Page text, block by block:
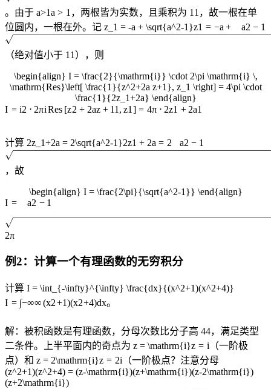
。由于 a>1a > 1 ，两根皆为实数，且乘积为 1 1 ，故一根在单
位圆内，一根在外。记 z_1 = -a + \sqrt{a^2-1}z1 = −a + a2 − 1
（绝对值小于 11），则
\begin{align} I = \frac{2}{\mathrm{i}} \cdot 2\pi \mathrm{i} \,
\mathrm{Res}\left[ \frac{1}{z^2+2a z+1}, z_1 \right] = 4\pi \cdot
\frac{1}{2z_1+2a} \end{align}
I = i2 ⋅ 2πiRes [z2 + 2az + 11, z1] = 4π ⋅ 2z1 + 2a1
计算 2z_1+2a = 2\sqrt{a^2-1}2z1 + 2a = 2 a2 − 1
，故
\begin{align} I = \frac{2\pi}{\sqrt{a^2-1}} \end{align}
I = a2 − 1
2π
例2：计算一个有理函数的无穷积分
计算 I = \int_{-\infty}^{\infty} \frac{dx}{(x^2+1)(x^2+4)}
I = ∫−∞∞ (x2+1)(x2+4)dx。
解：被积函数是有理函数，分母次数比分子高 44，满足类型
二条件。上半平面内的奇点为 z = \mathrm{i}z = i （一阶极
点）和 z = 2\mathrm{i}z = 2i （一阶极点？注意分母
(z^2+1)(z^2+4) = (z-\mathrm{i})(z+\mathrm{i})(z-2\mathrm{i})
(z+2\mathrm{i})